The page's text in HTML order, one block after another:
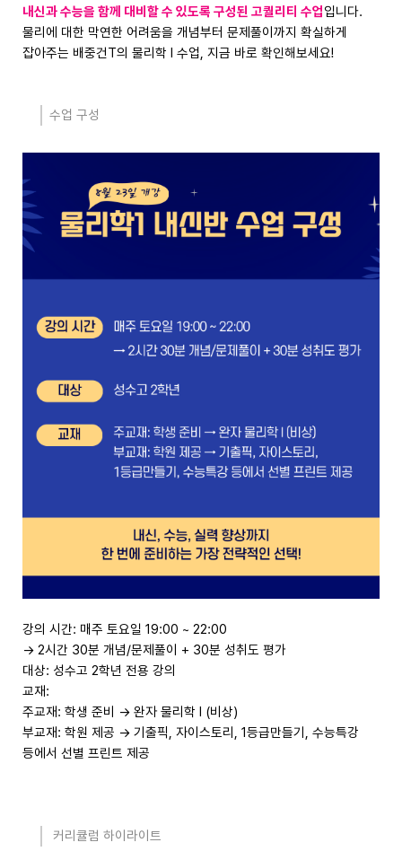
내신과 수능을 함께 대비할 수 있도록 구성된 고퀄리티 수업입니다.
물리에 대한 막연한 어려움을 개념부터 문제풀이까지 확실하게
잡아주는 배중건T의 물리학 I 수업, 지금 바로 확인해보세요!
수업 구성
강의 시간: 매주 토요일 19:00 ~ 22:00
→ 2시간 30분 개념/문제풀이 + 30분 성취도 평가
대상: 성수고 2학년 전용 강의
교재:
주교재: 학생 준비 → 완자 물리학 I (비상)
부교재: 학원 제공 → 기출픽, 자이스토리, 1등급만들기, 수능특강
등에서 선별 프린트 제공
커리큘럼 하이라이트